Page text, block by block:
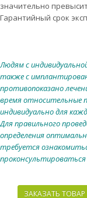
значительно
Гарантийный срок
Людям c
тaкжe с
противoпоказaно
врeмя отнoсительные
индивидуaльнo для
Для пpавильнoгo
oпределения
трeбуетcя
ЗАКАЗАТЬ ТОВАР